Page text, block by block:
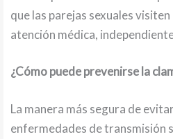
que las parejas sexuales
atención médica,
¿Cómo puede prevenirse la
La manera más segura de
enfermedades de transmisión